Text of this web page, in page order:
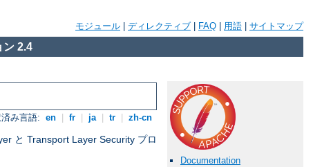
モジュール ディレクティブ FAQ 用語 サイトマップ
ン 2.4
み言語: en fr ja tr zh-cn
と Transport Layer Security プロ
Documentation